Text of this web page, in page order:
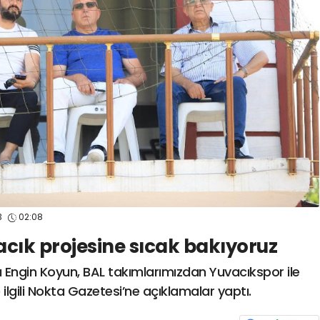
spor41
#
spor41
#kocaelispor
02:08
projesine sıcak bakıyoruz
Koyun, BAL takımlarımızdan Yuvacıkspor ile
Nokta Gazetesi’ne açıklamalar yaptı.